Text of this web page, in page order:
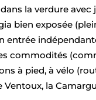
la verdure
bien exposée
entrée
commodités
à pied, à vélo
la